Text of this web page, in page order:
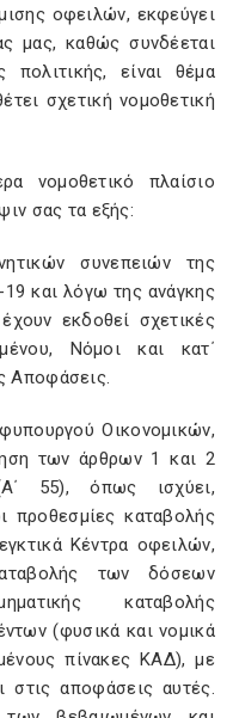
οφειλών, εκφεύγει
μας, καθώς συνδέεται
είναι θέμα
σχετική νομοθετική
νομοθετικό πλαίσιο
σας τα εξής:
συνεπειών της
και λόγω της ανάγκης
εκδοθεί σχετικές
Νόμοι και κατ΄
Αποφάσεις.
Οικονομικών,
των άρθρων 1 και 2
55), όπως ισχύει,
προθεσμίες καταβολής
Κέντρα οφειλών,
των δόσεων
καταβολής
(φυσικά και νομικά
πίνακες ΚΑΔ), με
στις αποφάσεις αυτές.